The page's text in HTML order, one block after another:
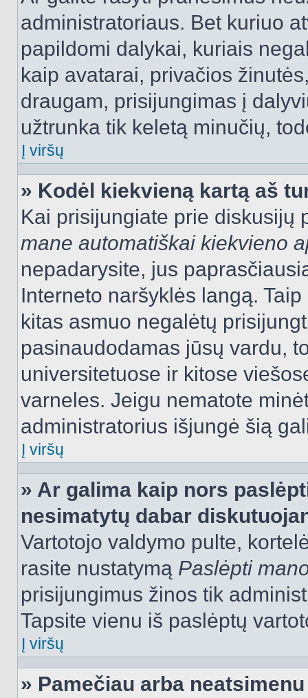
administratoriaus. Bet kuriuo
papildomi dalykai, kuriais
kaip avatarai, privačios
draugam, prisijungimas į
užtrunka tik keletą minučių,
Į viršų
» Kodėl kiekvieną kartą aš
Kai prisijungiate prie diskusijų
mane automatiškai kiekvieno
nepadarysite, jus
Interneto naršyklės langą.
kitas asmuo negalėtų
pasinaudodamas jūsų vardu,
universitetuose ir kitose
varneles. Jeigu nematote
administratorius išjungė šią
Į viršų
» Ar galima kaip nors
nesimatytų dabar
Vartotojo valdymo pulte,
rasite nustatymą Paslėpti
prisijungimus žinos tik
Tapsite vienu iš paslėptų
Į viršų
» Pamečiau arba